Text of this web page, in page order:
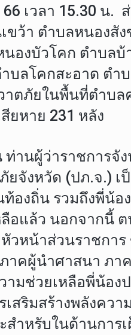
เวลา 15.30 น
ขว้า ตำบลหนอง
องบัวโคก ตำบล
ลโคกสะอาด ตำ
ตภัยในพื้นที่ตำบล
ยหาย 231 หลัง
ท่านผู้ว่าราชการ
จังหวัด (ปภ.จ.)
องถิ่น รวมถึงพี่น้
อแล้ว นอกจากนี้
วหน้าส่วนราชก
าคผู้นำศาสนา ภ
ามช่วยเหลือพี่น้อ
สริมสร้างพลังคว
ำหรับในด้านการ